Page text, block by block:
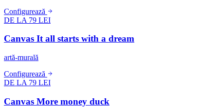
Configurează
DE LA 79 LEI
Canvas It all starts with a dream
artă-murală
Configurează
DE LA 79 LEI
Canvas More money duck